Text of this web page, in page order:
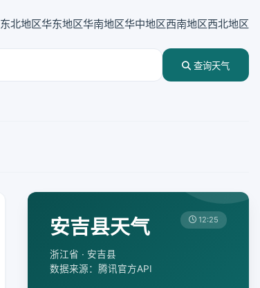
东北地区华东地区华南地区华中地区西南地区西北地区
查询天气
安吉县天气
浙江省 · 安吉县
数据来源：腾讯官方API
12:25